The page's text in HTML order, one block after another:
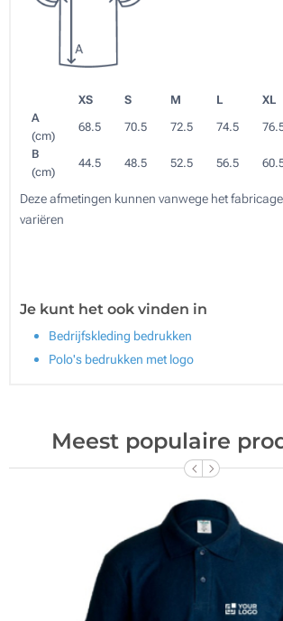
XS S M L XL
A
(cm)
68.5 70.5 72.5 74.5
B
(cm)
44.5 48.5 52.5 56.5
Deze afmetingen kunnen vanwege het
variëren
Je kunt het ook vinden in
Bedrijfskleding bedrukken
Polo's bedrukken met logo
Meest populaire